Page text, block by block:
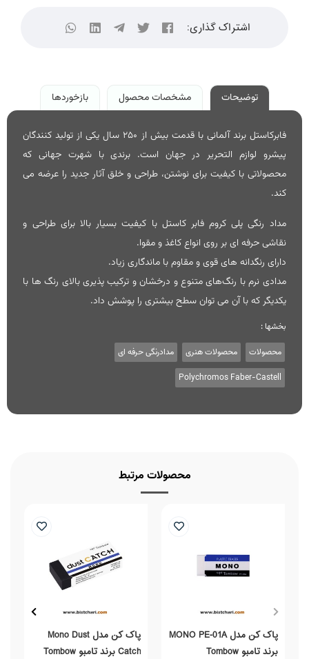
اشتراک گذاری:
توضیحات مشخصات محصول بازخوردها
فابرکاستل برند آلمانی با قدمت بیش از 250 سال یکی از تولید کنندگان
پیشرو لوازم التحریر در جهان است. برندی با شهرت جهانی که
محصولاتی با کیفیت برای نوشتن، طراحی و خلق آثار جدید را عرضه می
کند.
مداد رنگی پلی کروم فابر کاستل با کیفیت بسیار بالا برای طراحی و
نقاشی حرفه ای بر روی انواع کاغذ و مقوا.
دارای رنگدانه های قوی و مقاوم با ماندگاری زیاد.
مدادی نرم با رنگ‌های متنوع و درخشان و ترکیب پذیری بالای رنگ ها با
یکدیگر که با آن می توان سطح بیشتری را پوشش داد.
بخشها :
محصولات محصولات هنری مدادرنگی حرفه ای
Polychromos Faber-Castell
محصولات مرتبط
پاک کن مدل MONO PE-01A
برند تامبو Tombow
پاک کن مدل Mono Dust
Catch برند تامبو Tombow